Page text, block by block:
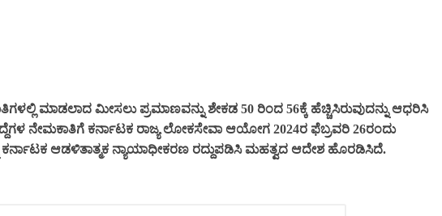
ಮಾಡಲಾದ ಮೀಸಲು ಪ್ರಮಾಣವನ್ನು ಶೇಕಡ 50 ರಿಂದ 56ಕ್ಕೆ ಹೆಚ್ಚಿಸಿರುವುದನ್ನು ಆಧರಿಸಿ
ನೇಮಕಾತಿಗೆ ಕರ್ನಾಟಕ ರಾಜ್ಯ ಲೋಕಸೇವಾ ಆಯೋಗ 2024ರ ಫೆಬ್ರವರಿ 26ರಂದು
ಆಡಳಿತಾತ್ಮಕ ನ್ಯಾಯಾಧೀಕರಣ ರದ್ದುಪಡಿಸಿ ಮಹತ್ವದ ಆದೇಶ ಹೊರಡಿಸಿದೆ.